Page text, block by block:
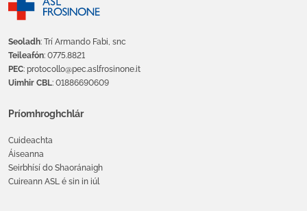
Seoladh: Trí Armando Fabi, snc
Teileafón: 0775.8821
PEC: protocollo@pec.aslfrosinone.it
Uimhir CBL: 01886690609
Príomhroghchlár
Cuideachta
Áiseanna
Seirbhísí do Shaoránaigh
Cuireann ASL é sin in iúl